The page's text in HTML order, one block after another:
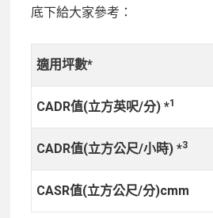
底下給大家參考：
適用坪數*
CADR值(立方英呎/分) *1
CADR值(立方公尺/小時) *3
CASR值(立方公尺/分)cmm